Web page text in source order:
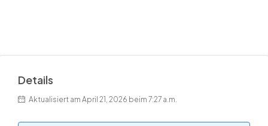
Details
Aktualisiert am April 21, 2026 beim 7:27 a.m.